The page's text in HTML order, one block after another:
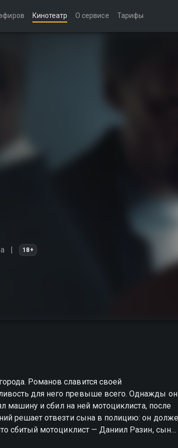
Кинотеатр О сервисе Тарифы
18+
Романов славится своей
для него превыше всего. Однажды он
машину и сбил на ней мотоциклиста, после
сбитый мотоциклист — Даниил Разин, сын
которого он собственноручно отправил за